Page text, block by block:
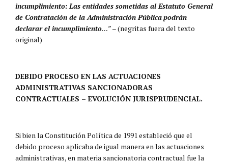
incumplimiento: Las entidades sometidas al Estatuto General
de Contratación de la Administración Públicapodrán
declarar el incumplimiento…”– (negritas fuera del texto
original)
DEBIDO PROCESO EN LAS ACTUACIONES
ADMINISTRATIVAS SANCIONADORAS
CONTRACTUALES – EVOLUCIÓN JURISPRUDENCIAL.
Si bien la Constitución Política de 1991 estableció que el
debido proceso aplicaba de igual manera en las actuaciones
administrativas, en materia sancionatoria contractual fue la